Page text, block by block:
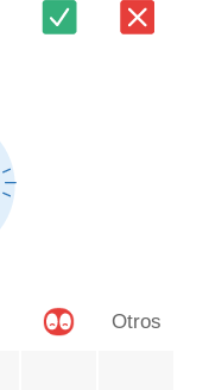
Otros